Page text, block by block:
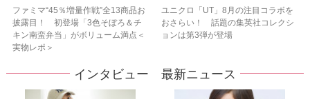
ファミマ“45％増量作戦”全13商品お
披露目！ 初登場「3色そぼろ＆チ
キン南蛮弁当」がボリューム満点＜
実物レポ＞
ユニクロ「UT」8月の注目コラボを
おさらい！ 話題の集英社コレクシ
ョンは第3弾が登場
インタビュー 最新ニュース